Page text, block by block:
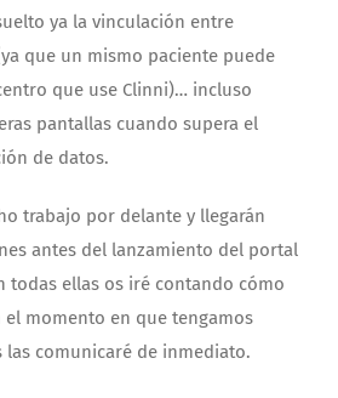
ya la vinculación entre
que un mismo paciente puede
que use Clinni)… incluso
pantallas cuando supera el
de datos.
trabajo por delante y llegarán
antes del lanzamiento del portal
todas ellas os iré contando cómo
el momento en que tengamos
las comunicaré de inmediato.